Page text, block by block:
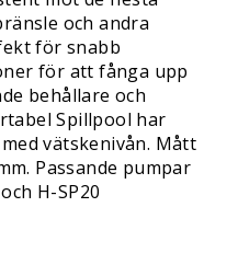
och andra
för snabb
för att fånga upp
behållare och
Spillpool har
vätskenivån. Mått
Passande pumpar
H-SP20